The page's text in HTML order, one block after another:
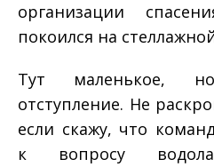
организации
покоился на
Тут маленькое,
отступление. Не
если скажу, что
к вопросу